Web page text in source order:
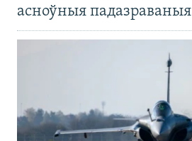
асноўныя падазраваныя